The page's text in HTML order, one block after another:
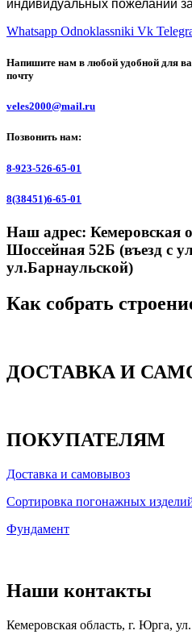
индивидуальных пожеланий
Whatsapp Odnoklassniki Vk
Напишите нам в любой удобной для
почту
veles2000@mail.ru
Позвонить нам:
8-923-526-65-01
8(38451)6-65-01
Наш адрес: Кемеровская
Шоссейная 52Б (въезд с
ул.Барнаульской)
Как собрать
ДОСТАВКА И
ПОКУПАТЕЛЯМ
Доставка и самовывоз
Сортировка погонажных
Фундамент
Наши контакты
Кемеровская область, г. Юрга,